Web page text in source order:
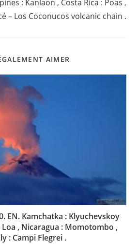
: Kanlaon , Costa Rica : Poas ,
– Los Coconucos volcanic chain .
AIMER
EN. Kamchatka : Klyuchevskoy
Loa , Nicaragua : Momotombo ,
: Campi Flegrei .